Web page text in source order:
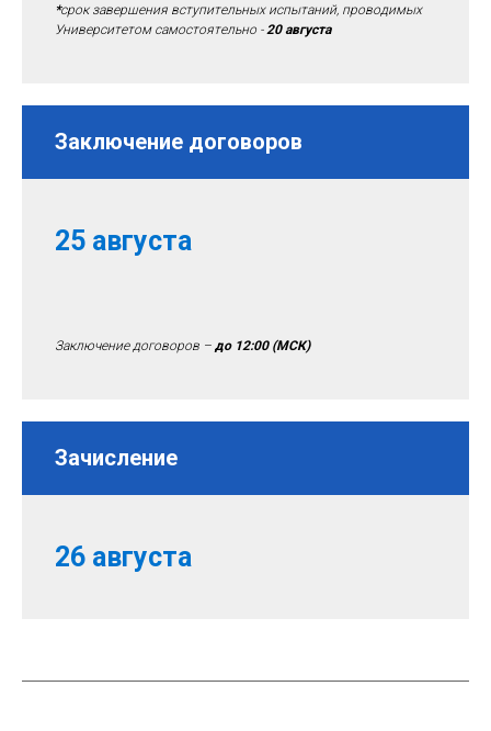
*срок завершения вступительных испытаний, проводимых
Университетом самостоятельно -20 августа
Заключение договоров
25 августа
Заключение договоров – до 12:00 (МСК)
Зачисление
26 августа